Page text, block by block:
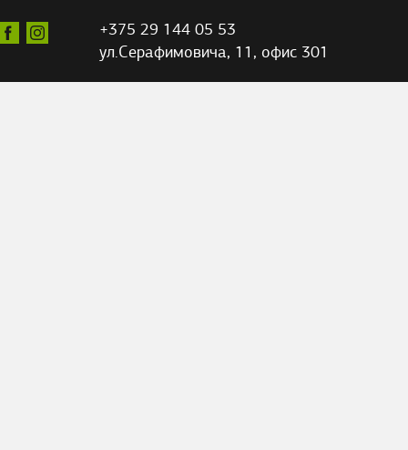
+375 29 144 05 53
ул.Серафимовича, 11, офис 301